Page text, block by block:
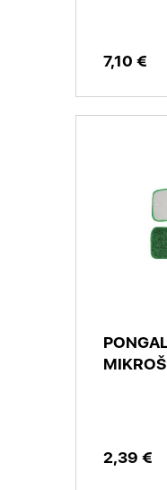
7,10 €
2,39 €